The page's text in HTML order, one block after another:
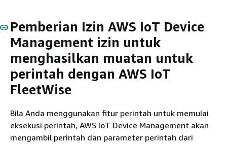
Pemberian Izin AWS IoT Device
Management izin untuk
menghasilkan muatan untuk
perintah dengan AWS IoT
FleetWise
Bila Anda menggunakan fitur perintah untuk memulai
eksekusi perintah, AWS IoT Device Management akan
mengambil perintah dan parameter perintah dari